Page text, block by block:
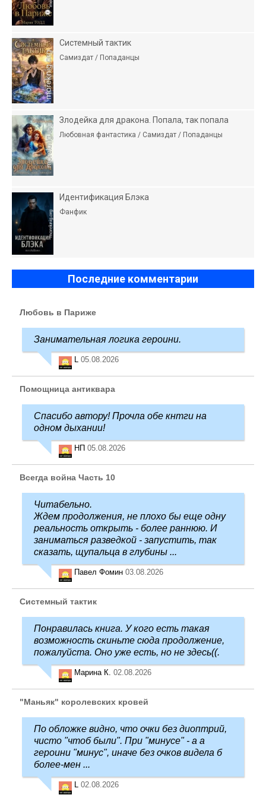
Системный тактик
Самиздат / Попаданцы
Злодейка для дракона. Попала, так попала
Любовная фантастика / Самиздат / Попаданцы
Идентификация Блэка
Фанфик
Последние комментарии
Любовь в Париже
Занимательная логика героини.
05.08.2026
Помощница антиквара
Спасибо автору! Прочла обе кнтги на
одном дыхании!
НП 05.08.2026
Всегда война Часть 10
Читабельно.
Ждем продолжения, не плохо бы еще одну
реальность открыть - более раннюю. И
заниматься разведкой - запустить, так
сказать, щупальца в глубины ...
Павел Фомин 03.08.2026
Системный тактик
Понравилась книга. У кого есть такая
возможность скиньте сюда продолжение,
пожалуйста. Оно уже есть, но не здесь((.
Марина К. 02.08.2026
"Маньяк" королевских кровей
По обложке видно, что очки без диоптрий,
чисто "чтоб были". При "минусе" - а а
героини "минус", иначе без очков видела б
более-мен ...
02.08.2026